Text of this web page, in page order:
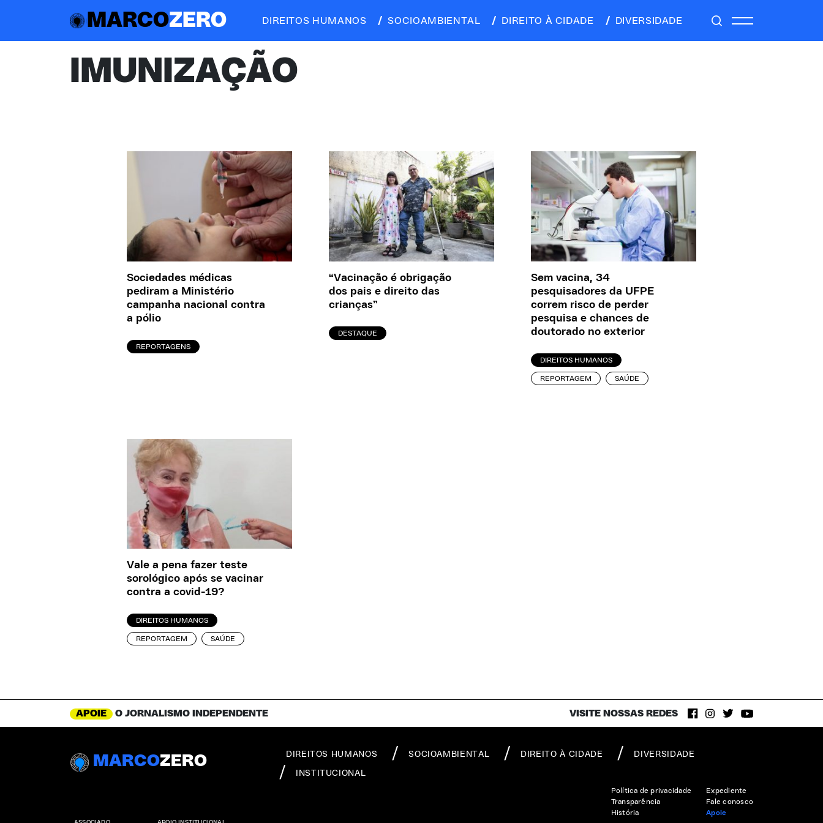
MARCOZERO DIREITOS HUMANOS SOCIOAMBIENTAL DIREITO À CIDADE DIVERSIDADE
IMUNIZAÇÃO
Sociedades médicas
pediram a Ministério
campanha nacional contra
a pólio
REPORTAGENS
“Vacinação é obrigação
dos pais e direito das
crianças”
DESTAQUE
Sem vacina, 34
pesquisadores da UFPE
correm risco de perder
pesquisa e chances de
doutorado no exterior
DIREITOS HUMANOS
REPORTAGEM SAÚDE
Vale a pena fazer teste
sorológico após se vacinar
contra a covid-19?
DIREITOS HUMANOS
REPORTAGEM SAÚDE
APOIE O JORNALISMO INDEPENDENTE VISITE NOSSAS REDES
MARCOZERO DIREITOS HUMANOS SOCIOAMBIENTAL DIREITO À CIDADE DIVERSIDADE
INSTITUCIONAL
Política de privacidade
Transparência
História
Expediente
Fale conosco
Apoie